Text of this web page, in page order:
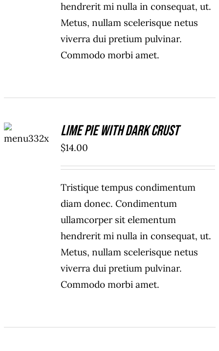
hendrerit mi nulla in consequat, ut.
Metus, nullam scelerisque netus
viverra dui pretium pulvinar.
Commodo morbi amet.
CART
/
Lime Pie With Dark Crust
$14.00
Tristique tempus condimentum
diam donec. Condimentum
ullamcorper sit elementum
hendrerit mi nulla in consequat, ut.
Metus, nullam scelerisque netus
viverra dui pretium pulvinar.
Commodo morbi amet.